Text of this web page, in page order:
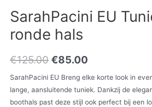
SarahPacini EU
ronde hals
€125.00 €85.00
SarahPacini EU Breng elke korte look in
lange, aansluitende tuniek. Dankzij de
boothals past deze stijl ook perfect bij een